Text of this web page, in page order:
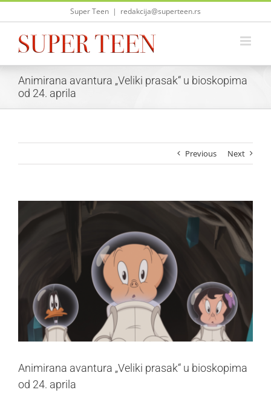
Skip
Super Teen | redakcija@superteen.rs
Animirana avantura „Veliki prasak“ u bioskopima
od 24. aprila
Previous Next
Larger
Image
Animirana avantura „Veliki prasak“ u bioskopima
od 24. aprila